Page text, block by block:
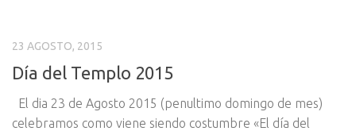
23 AGOSTO, 2015
Día del Templo 2015
El dia 23 de Agosto 2015 (penultimo domingo de mes)
celebramos como viene siendo costumbre «El día del